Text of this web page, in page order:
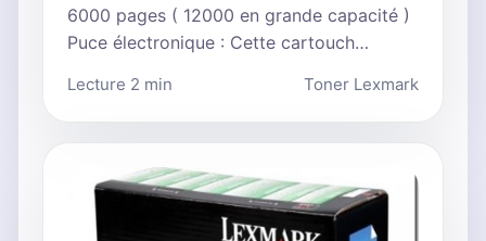
6000 pages ( 12000 en grande capacité )
Puce électronique : Cette cartouch…
Lecture 2 min Toner Lexmark